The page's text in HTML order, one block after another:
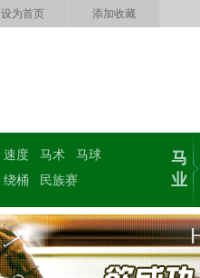
设为首页 添加收藏
速度 马术
马球
绕桶
民族赛
马
业